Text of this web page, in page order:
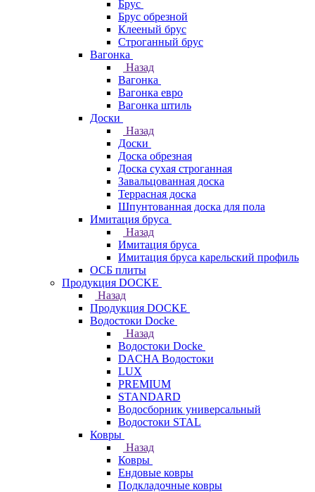
Брус
Брус обрезной
Клееный брус
Строганный брус
Вагонка
Назад
Вагонка
Вагонка евро
Вагонка штиль
Доски
Назад
Доски
Доска обрезная
Доска сухая строганная
Завальцованная доска
Террасная доска
Шпунтованная доска для пола
Имитация бруса
Назад
Имитация бруса
Имитация бруса карельский профиль
ОСБ плиты
Продукция DOCKE
Назад
Продукция DOCKE
Водостоки Docke
Назад
Водостоки Docke
DACHA Водостоки
LUX
PREMIUM
STANDARD
Водосборник универсальный
Водостоки STAL
Ковры
Назад
Ковры
Ендовые ковры
Подкладочные ковры